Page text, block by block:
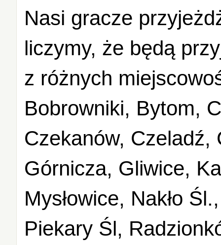
Nasi gracze
liczymy, że będą
z różnych
Bobrowniki, Bytom,
Czekanów, Czeladź,
Górnicza, Gliwice,
Mysłowice, Nakło
Piekary Śl,